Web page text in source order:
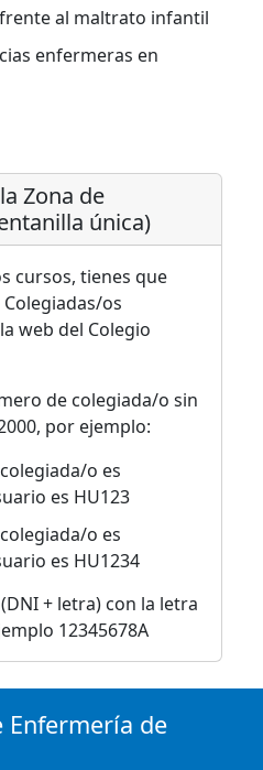
al maltrato infantil
enfermeras en
Zona de
única)
cursos, tienes que
os
web del Colegio
de colegiada/o sin
por ejemplo:
o es
es HU123
o es
es HU1234
+ letra) con la letra
12345678A
Enfermería de